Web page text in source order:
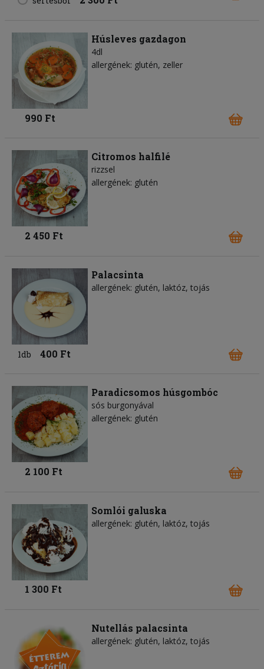
Húsleves gazdagon
4dl
allergének: glutén, zeller
990 Ft
Citromos halfilé
rizzsel
allergének: glutén
2 450 Ft
Palacsinta
allergének: glutén, laktóz, tojás
1db 400 Ft
Paradicsomos húsgombóc
sós burgonyával
allergének: glutén
2 100 Ft
Somlói galuska
allergének: glutén, laktóz, tojás
1 300 Ft
Nutellás palacsinta
allergének: glutén, laktóz, tojás